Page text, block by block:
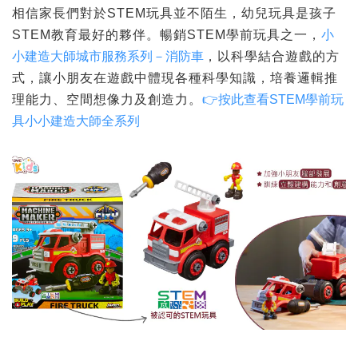
相信家長們對於STEM玩具並不陌生，幼兒玩具是孩子
STEM教育最好的夥伴。暢銷STEM學前玩具之一， 小
小建造大師城市服務系列－消防車 ，以科學結合遊戲的方
式，讓小朋友在遊戲中體現各種科學知識，培養邏輯推
理能力、空間想像力及創造力。 👉按此查看STEM學前玩
具小小建造大師全系列